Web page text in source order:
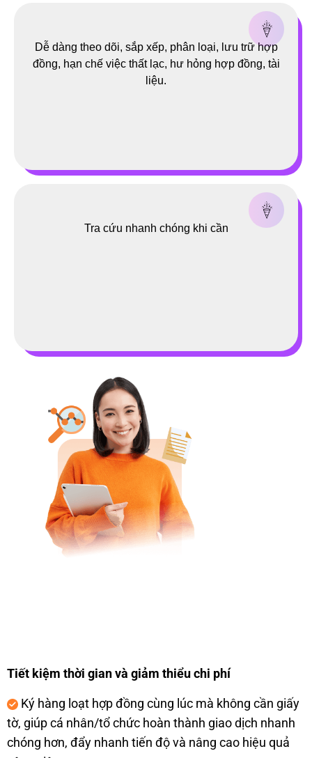
Dễ dàng theo dõi, sắp xếp, phân loại, lưu trữ hợp
đồng, hạn chế việc thất lạc, hư hỏng hợp đồng, tài
liệu.
Tra cứu nhanh chóng khi cần
Tiết kiệm thời gian và giảm thiểu chi phí
Ký hàng loạt hợpđồng cùng lúc mà không cần giấy
tờ, giúp cá nhân/tổ chức hoàn thành giao dịch nhanh
chóng hơn, đẩy nhanh tiến độ và nâng cao hiệu quả